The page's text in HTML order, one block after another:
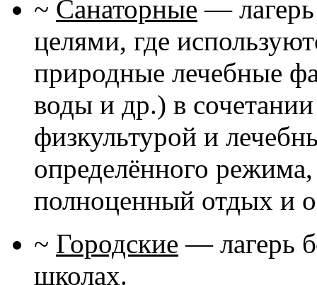
~ Санаторные —
целями, где
природные лечебные
воды и др.) в
физкультурой и
определённого
полноценный отдых и
~ Городские — лагерь
школах.